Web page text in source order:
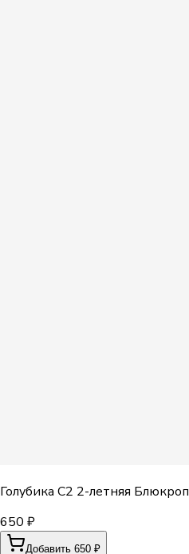
Голубика С2 2-летняя Блюкроп
650 ₽
Добавить 650 ₽